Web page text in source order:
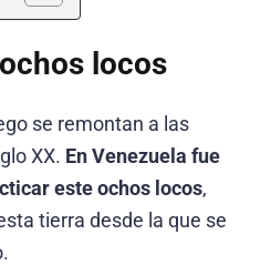
locos
se remontan a las
XX. En Venezuela fue
este ochos locos,
tierra desde la que se